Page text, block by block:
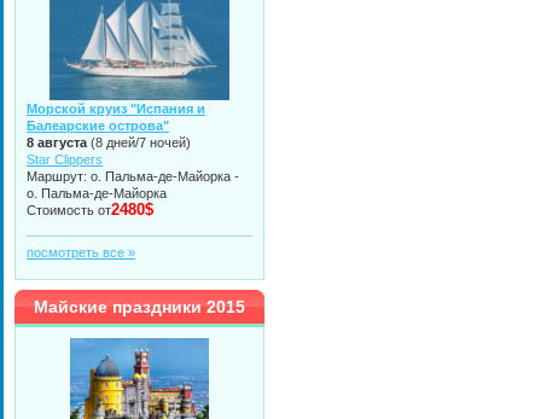
Морской круиз "Испания и
Балеарские острова"
8 августа (8 дней/7 ночей)
Star Clippers
Маршрут: о. Пальма-де-Майорка -
о. Пальма-де-Майорка
Стоимость от2480$
посмотреть все »
Майские праздники 2015